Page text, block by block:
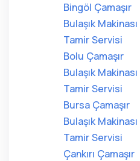
Bingöl Çamaşır
Bulaşık Makinası
Tamir Servisi
Bolu Çamaşır
Bulaşık Makinası
Tamir Servisi
Bursa Çamaşır
Bulaşık Makinası
Tamir Servisi
Çankırı Çamaşır